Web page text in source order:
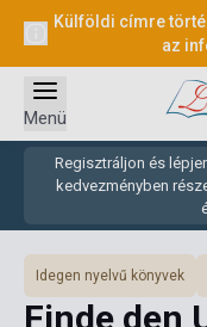
Külföldi címre
az
Regisztráljon és
kedvezményben
Menü
Idegen nyelvű könyvek
Finde den